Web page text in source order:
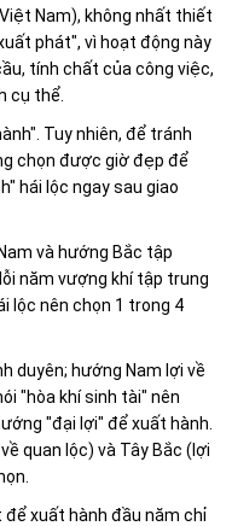
Nam), không nhất thiết
phát", vì hoạt động này
tính chất của công việc,
cụ thể.
Tuy nhiên, để tránh
chọn được giờ đẹp để
hái lộc ngay sau giao
và hướng Bắc tập
năm vượng khí tập trung
lộc nên chọn 1 trong 4
duyên; hướng Nam lợi về
"hòa khí sinh tài" nên
"đại lợi" để xuất hành.
quan lộc) và Tây Bắc (lợi
xuất hành đầu năm chỉ